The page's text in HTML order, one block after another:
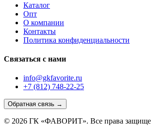
Каталог
Опт
О компании
Контакты
Политика конфиденциальности
Связаться с нами
info@gkfavorite.ru
+7 (812) 748-22-25
Обратная связь →
© 2026 ГК «ФАВОРИТ». Все права